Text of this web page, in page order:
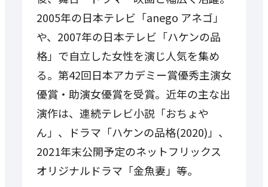
2005年の日本テレビ「anego アネゴ」
や、2007年の日本テレビ「ハケンの品
格」で自立した女性を演じ人気を集め
る。第42回日本アカデミー賞優秀主演女
優賞・助演女優賞を受賞。近年の主な出
演作は、連続テレビ小説「おちょや
ん」、ドラマ「ハケンの品格(2020)」、
2021年末公開予定のネットフリックス
オリジナルドラマ「金魚妻」等。